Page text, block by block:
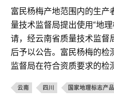
富民杨梅产地范围内的生产
量技术监督局提出使用“地
请，经云南省质量技术监督
后予以公告。富民杨梅的检
监督局在符合资质要求的检
云南 四川 国家地理标志产品